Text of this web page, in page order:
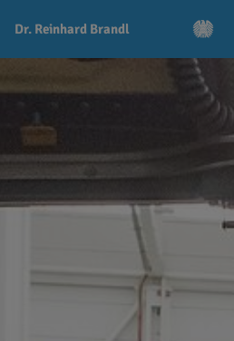
Dr. Reinhard Brandl